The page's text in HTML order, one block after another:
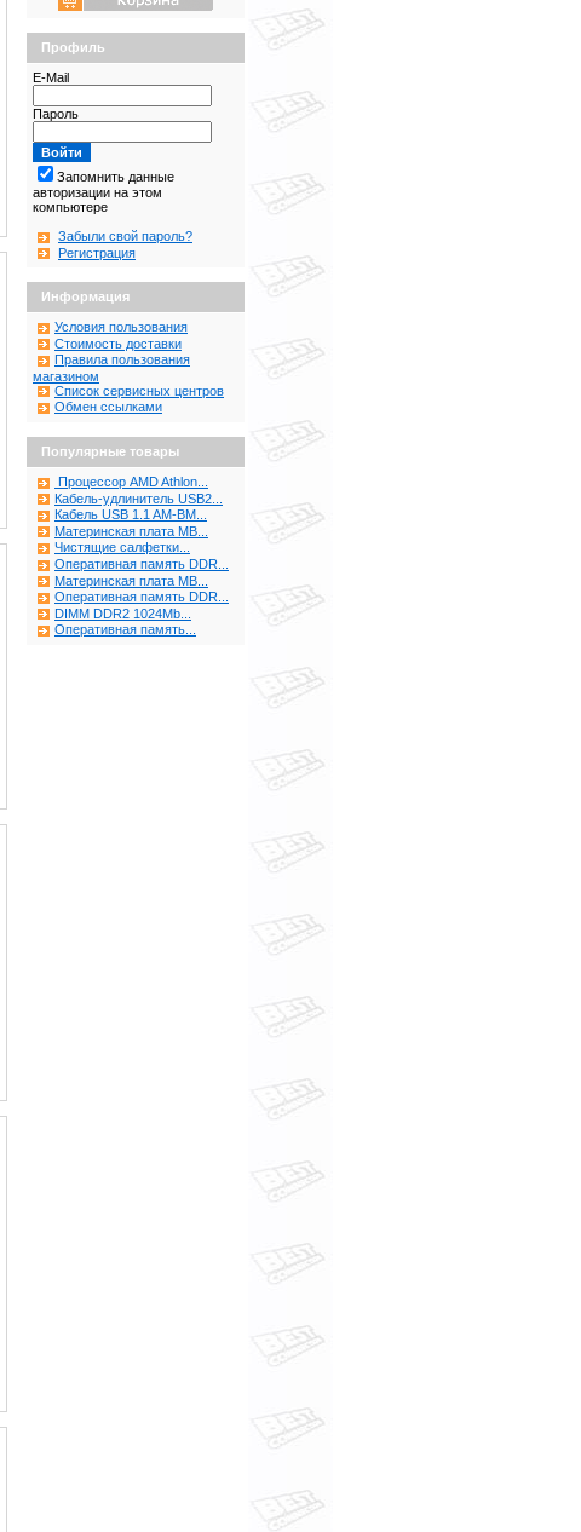
Профиль
E-Mail
Пароль
Запомнить данные
авторизации на этом
компьютере
Забыли свой пароль?
Регистрация
Информация
Условия пользования
Стоимость доставки
Правила пользования
магазином
Список сервисных центров
Обмен ссылками
Популярные товары
Процессор AMD Athlon...
Кабель-удлинитель USB2...
Кабель USB 1.1 AM-BM...
Материнская плата MB...
Чистящие салфетки...
Оперативная память DDR...
Материнская плата MB...
Оперативная память DDR...
DIMM DDR2 1024Mb...
Оперативная память...